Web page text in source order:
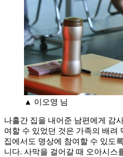
▲ 이오영 님
나흘간 집을 내어준 남편에게 감
여할 수 있었던 것은 가족의 배려
집에서도 명상에 참여할 수 있도
니다. 사막을 걸어갈 때 오아시스